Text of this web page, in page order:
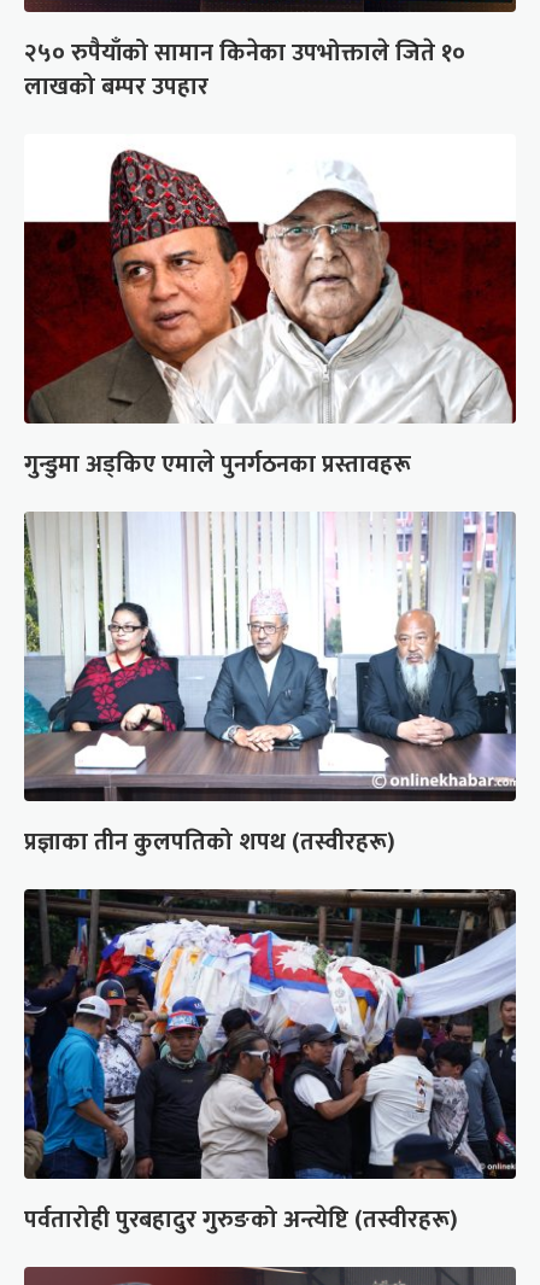
२५० रुपैयाँको सामान किनेका उपभोक्ताले जिते १०
लाखको बम्पर उपहार
गुन्डुमा अड्किए एमाले पुनर्गठनका प्रस्तावहरू
प्रज्ञाका तीन कुलपतिको शपथ (तस्वीरहरू)
पर्वतारोही पुरबहादुर गुरुङको अन्त्येष्टि (तस्वीरहरू)